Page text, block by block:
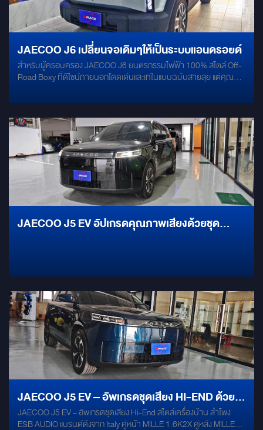
JAECOO J6 เปลี่ยนจอเดิมๆให้เป็นระบบแอนดรอยด์
สำหรับผู้ครอบครอง JAECOO J6 ยนตรกรรมไฟฟ้า 100% สไตล์ Off-
Road Boxy ที่ดีไซน์ภายนอกโดดเด่นและเท่ในแบบฉบับสายลุย แต่คุณ
บันเทิงได้ไม่สะใจเท่าที่ควร การอัปเกรดด้วย กล่อง CarPlay AI-BOX
กลายเป็นสมาร์ทแท็บเล็ตไซส์ยักษ์ส่วนตัวของคุณ โดยไม่ต้องรื้อหรือ
ดัดแปลงระบบรถเลยแม้แต่น้อยครับ สเปกแรงระดับเรือธง RAM 8GB /
ROM 128GB:​ ประมวลผลลื่นไหล ไม่มีอาการหน่วงหรือกระตุก ตอบ
สนองไวทันใจ พื้นที่เก็บข้อมูลจุใจพร้อมรองรับการดาวน์โหลด
แอปพลิเคชันโปรดได้อย่างเต็มที่ ความบันเทิงครบครัน รองรับทุก
แอปพลิเคชันชั้นนำ: เปลี่ยนหน้าจอรถให้ดู YouTube, Netflix, AIS Play
หรือเปิดเพลงผ่านแอปพลิเคชันสตรีมมิ่งต่างๆ ได้อย่างอิสระ รันระบบ
Android เต็มรูปแบบ ดูหนังฟังเพลงได้เพลินๆ ตลอดการเดินทาง ฟังก์ชัน
แบ่งทำงาน 2 หน้าจอ (Split Screen): สะดวกสบายขั้นสุดสำหรับสายเดิน
ทาง สามารถแบ่งฝั่งหน้าจอให้ฝั่งหนึ่งเปิดระบบนำทาง ด้วย Google
ระบบจะซิงค์ข้อมูลโดยอัตโนมัติ ไม่มีการตัดต่อชุดสายไฟใดๆ ทั้งสิ้น อุ่นใจ
ได้เลยว่าเงื่อนไขการรับประกันจากทางศูนย์ยังอยู่ครบถ้วน สลับกลับหน้า
จอเดิมของโรงงานได้ทันที: ไม่ต้องกังวลเรื่องการใช้งานระบบควบคุมหลัก
ของรถ เพราะคุณสามารถกดสลับโหมดกลับสู่หน้าจอเมนูเดิมของโรงงาน
เพื่อตั้งค่าตัวรถได้ตลอดเวลาอย่างไร้รอยต่อ
JAECOO J5 EV อัปเกรดคุณภาพเสียงด้วยชุด
JAECOO J5 EV – อัพเกรดชุดเสียง HI-END ด้วย
ESB AUDIO แบรนด์ดังจาก ITALY
JAECOO J5 EV – อัพเกรดชุดเสียง Hi-End สไตล์เครื่องบ้าน ลำโพง
ESB AUDIO แบรนด์ดังจาก Italy คู่หน้า MILLE 1.6K2X คู่หลัง MILLE